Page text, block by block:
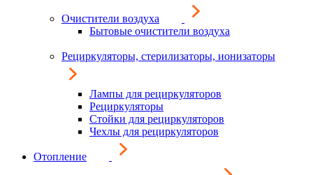
Очистители воздуха
Бытовые очистители воздуха
Рециркуляторы, стерилизаторы, ионизаторы
Лампы для рециркуляторов
Рециркуляторы
Стойки для рециркуляторов
Чехлы для рециркуляторов
Отопление